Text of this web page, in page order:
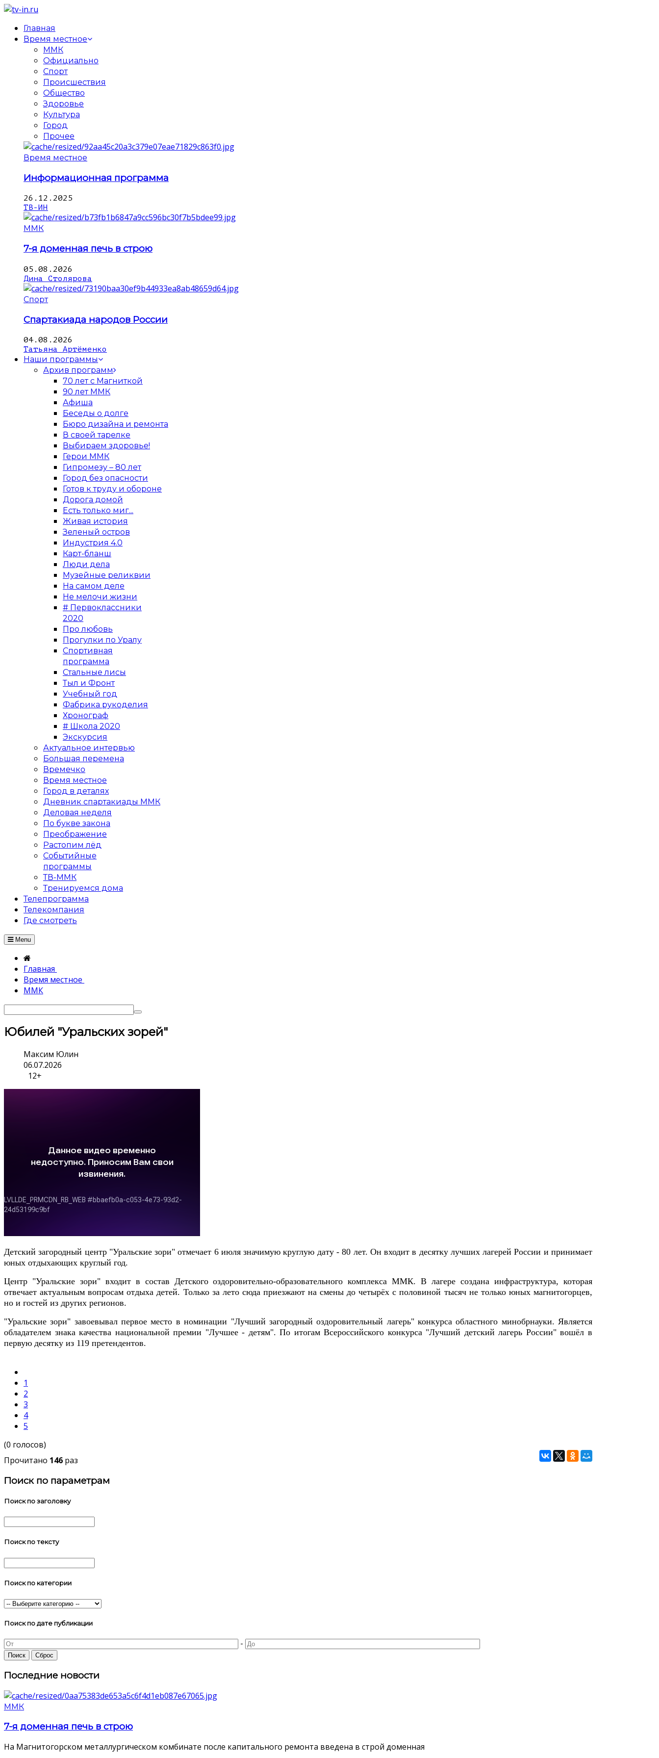
Главная
Время местное
ММК
Официально
Спорт
Происшествия
Общество
Здоровье
Культура
Город
Прочее
Время местное
Информационная программа
26.12.2025
ТВ-ИН
ММК
7-я доменная печь в строю
05.08.2026
Дина Столярова
Спорт
Спартакиада народов России
04.08.2026
Татьяна Артёменко
Наши программы
Архив программ
70 лет с Магниткой
90 лет ММК
Афиша
Беседы о долге
Бюро дизайна и ремонта
В своей тарелке
Выбираем здоровье!
Герои ММК
Гипромезу – 80 лет
Город без опасности
Готов к труду и обороне
Дорога домой
Есть только миг...
Живая история
Зеленый остров
Индустрия 4.0
Карт-бланш
Люди дела
Музейные реликвии
На самом деле
Не мелочи жизни
# Первоклассники
2020
Про любовь
Прогулки по Уралу
Спортивная
программа
Стальные лисы
Тыл и Фронт
Учебный год
Фабрика рукоделия
Хронограф
# Школа 2020
Экскурсия
Актуальное интервью
Большая перемена
Времечко
Время местное
Город в деталях
Дневник спартакиады ММК
Деловая неделя
По букве закона
Преображение
Растопим лёд
Событийные
программы
ТВ-ММК
Тренируемся дома
Телепрограмма
Телекомпания
Где смотреть
Menu
Главная
Время местное
ММК
Юбилей "Уральских зорей"
Максим Юлин
06.07.2026
12+
Детский загородный центр "Уральские зори" отмечает 6 июля значимую круглую дату - 80 лет. Он входит в десятку лучших лагерей России и принимает
юных отдыхающих круглый год.
Центр "Уральские зори" входит в состав Детского оздоровительно-образовательного комплекса ММК. В лагере создана инфраструктура, которая
отвечает актуальным вопросам отдыха детей. Только за лето сюда приезжают на смены до четырёх с половиной тысяч не только юных магнитогорцев,
но и гостей из других регионов.
"Уральские зори" завоевывал первое место в номинации "Лучший загородный оздоровительный лагерь" конкурса областного минобрнауки. Является
обладателем знака качества национальной премии "Лучшее - детям". По итогам Всероссийского конкурса "Лучший детский лагерь России" вошёл в
первую десятку из 119 претендентов.
1
2
3
4
5
(0 голосов)
Прочитано 146 раз
Поиск по параметрам
Поиск по заголовку
Поиск по тексту
Поиск по категории
Поиск по дате публикации
-
Последние новости
ММК
7-я доменная печь в строю
На Магнитогорском металлургическом комбинате после капитального ремонта введена в строй доменная